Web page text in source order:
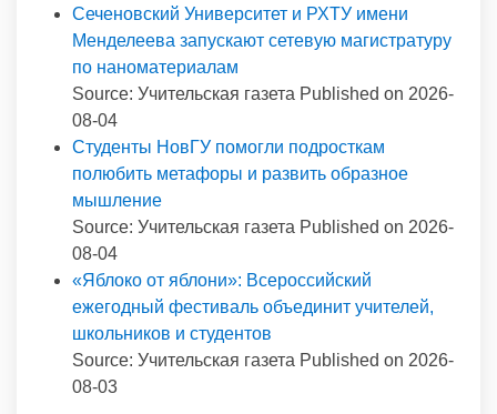
Сеченовский Университет и РХТУ имени
Менделеева запускают сетевую магистратуру
по наноматериалам
Source: Учительская газета Published on 2026-
08-04
Студенты НовГУ помогли подросткам
полюбить метафоры и развить образное
мышление
Source: Учительская газета Published on 2026-
08-04
«Яблоко от яблони»: Всероссийский
ежегодный фестиваль объединит учителей,
школьников и студентов
Source: Учительская газета Published on 2026-
08-03